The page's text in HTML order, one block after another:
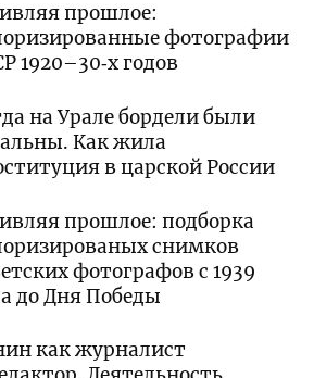
прошлое:
фотографии
1920–30‑х годов
на Урале бордели были
Как жила
в царской России
прошлое: подборка
снимков
фотографов с 1939
до Дня Победы
как журналист